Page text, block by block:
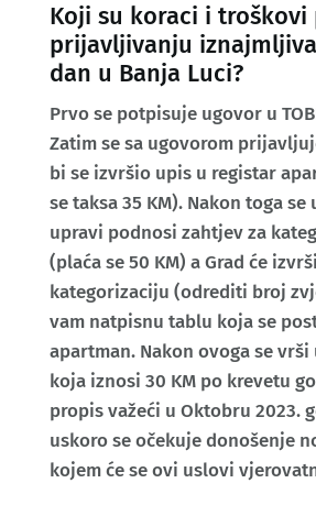
Koji su koraci i troškovi
prijavljivanju
dan u Banja Luci?
Prvo se potpisuje ugovor u
Zatim se sa ugovorom
bi se izvršio upis u registar
se taksa 35 KM). Nakon toga se
upravi podnosi zahtjev za
(plaća se 50 KM) a Grad će
kategorizaciju (odrediti broj
vam natpisnu tablu koja se
apartman. Nakon ovoga se
koja iznosi 30 KM po krevetu
propis važeći u Oktobru 2023.
uskoro se očekuje donošenje
kojem će se ovi uslovi